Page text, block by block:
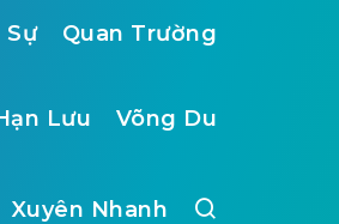
Sự Quan Trường
Lưu Võng Du
Xuyên Nhanh